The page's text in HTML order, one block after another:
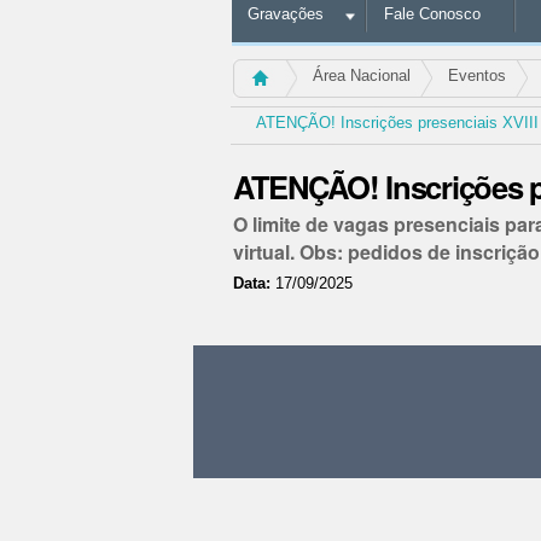
Gravações Fale Conosco
Área Nacional Eventos
ATENÇÃO! Inscrições presenciais
ATENÇÃO! Inscrições
O limite de vagas presenciais
virtual. Obs: pedidos de
Data: 17/09/2025
documento